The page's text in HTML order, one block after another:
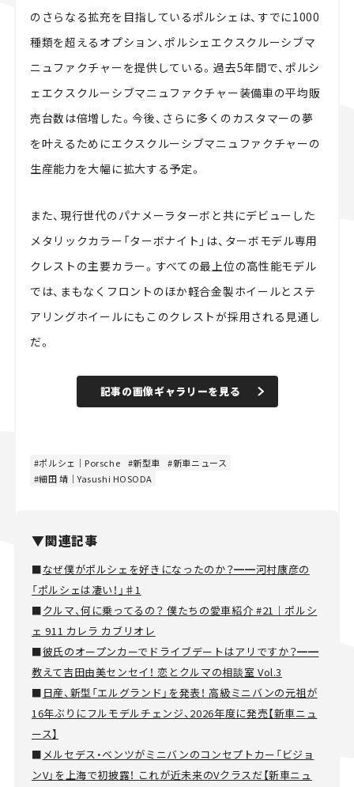
のさらなる拡充を目指しているポルシェは、すでに1000
種類を超えるオプション、ポルシェエクスクルーシブマ
ニュファクチャーを提供している。過去5年間で、ポルシ
ェエクスクルーシブマニュファクチャー装備車の平均販
売台数は倍増した。今後、さらに多くのカスタマーの夢
を叶えるためにエクスクルーシブマニュファクチャーの
生産能力を大幅に拡大する予定。
また、現行世代のパナメーラターボと共にデビューした
メタリックカラー「ターボナイト」は、ターボモデル専用
クレストの主要カラー。すべての最上位の高性能モデル
では、まもなくフロントのほか軽合金製ホイールとステ
アリングホイールにもこのクレストが採用される見通し
だ。
記事の画像ギャラリーを見る
ポルシェ｜Porsche 新型車
新車ニュース
細田 靖｜Yasushi HOSODA
▼関連記事
■なぜ僕がポルシェを好きになったのか？━━河村康彦の
「ポルシェは凄い！」♯1
■クルマ、何に乗ってるの？ 僕たちの愛車紹介 #21｜ポルシ
ェ 911 カレラ カブリオレ
■彼氏のオープンカーでドライブデートはアリですか？━━
教えて吉田由美センセイ！ 恋とクルマの相談室 Vol.3
■ 日産、新型「エルグランド」を発表！ 高級ミニバンの元祖が
16年ぶりにフルモデルチェンジ、2026年度に発売【新車ニュ
ース】
■メルセデス・ベンツがミニバンのコンセプトカー「ビジョ
ンV」を上海で初披露！ これが近未来のVクラスだ【新車ニュ